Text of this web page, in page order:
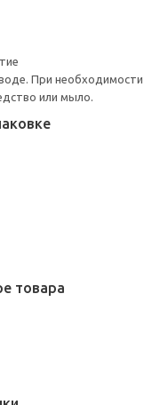
При необходимости
или мыло.
товара